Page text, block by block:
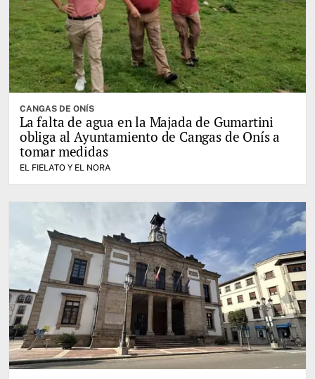
CANGAS DE ONÍS
La falta de agua en la Majada de Gumartini
obliga al Ayuntamiento de Cangas de Onís a
tomar medidas
EL FIELATO Y EL NORA